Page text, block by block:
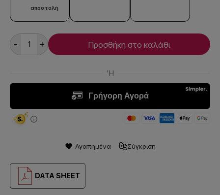
αποστολή
- + Προσθήκη στο καλάθι
Αγαπημένα Σύγκριση
DATA SHEET